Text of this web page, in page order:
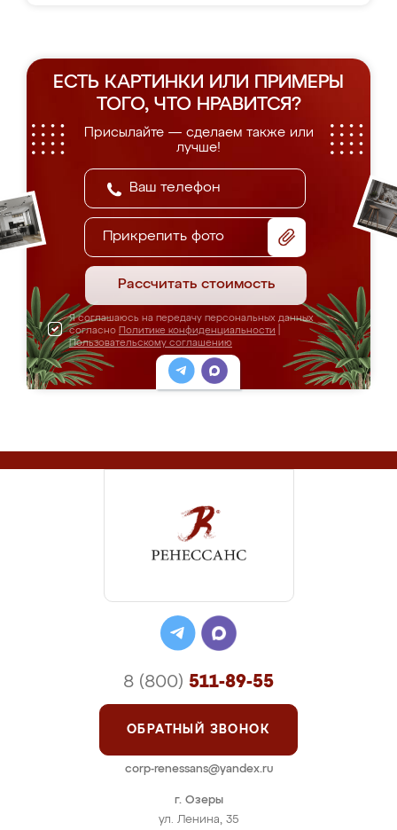
ЕСТЬ КАРТИНКИ ИЛИ ПРИМЕРЫ
ТОГО, ЧТО НРАВИТСЯ?
Присылайте — сделаем также или
лучше!
Прикрепить фото
Рассчитать стоимость
Я соглашаюсь на передачу персональных данных
согласно Политике конфиденциальности
Пользовательскому соглашению
г. Озеры
ул. Ленина, 35
8 (800) 511-89-55
ОБРАТНЫЙ ЗВОНОК
corp-renessans@yandex.ru